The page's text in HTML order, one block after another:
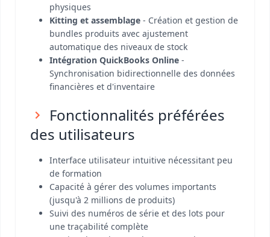
physiques
Kitting et assemblage - Création et gestion de
bundles produits avec ajustement
automatique des niveaux de stock
Intégration QuickBooks Online -
Synchronisation bidirectionnelle des données
financières et d'inventaire
Fonctionnalités préférées
des utilisateurs
Interface utilisateur intuitive nécessitant peu
de formation
Capacité à gérer des volumes importants
(jusqu'à 2 millions de produits)
Suivi des numéros de série et des lots pour
une traçabilité complète